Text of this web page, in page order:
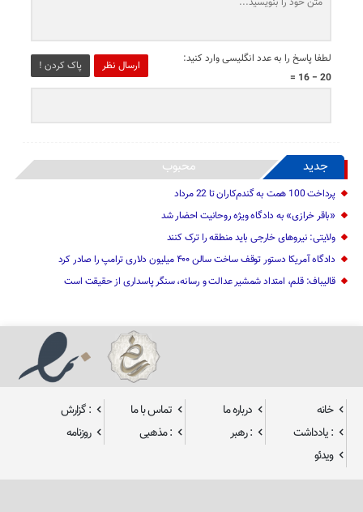
ارسال نظر پاک کردن !
لطفا پاسخ را به عدد انگلیسی وارد کنید:
20 − 16 =
جدید محبوب
پرداخت 100 همت به گندم‌کاران تا 22 مرداد
«باقر خرازی» به دادگاه ویژه روحانیت احضار شد
ولایتی: نیرو‌های خارجی باید منطقه را ترک کنند
دادگاه آمریکا دستور توقف ساخت سالن ۴۰۰ میلیون دلاری ترامپ را صادر کرد
قالیباف: قلم، امتداد شمشیر عدالت و رسانه، سنگر پاسداری از حقیقت است
خانه درباره ما تماس با ما
: گزارش
: یادداشت
: رهبر : مذهبی
روزنامه
ویدئو